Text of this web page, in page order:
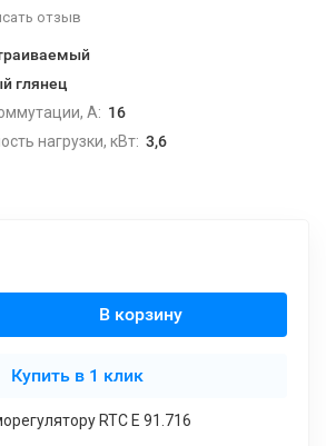
отзыв
глянец
А: 16
нагрузки, кВт: 3,6
В корзину
Купить в 1 клик
RTC E 91.716